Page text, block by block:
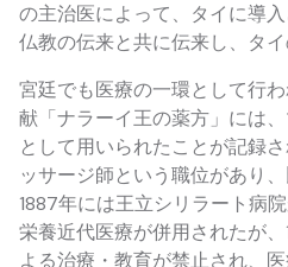
の主治医によって、タイに導
仏教の伝来と共に伝来し、タイ
宮廷でも医療の一環として行
献「ナラーイ王の薬方」には
として用いられたことが記録
ッサージ師という職位があり
1887年には王立シリラート病
栄養近代医療が併用されたが
よる治療・教育が禁止され、